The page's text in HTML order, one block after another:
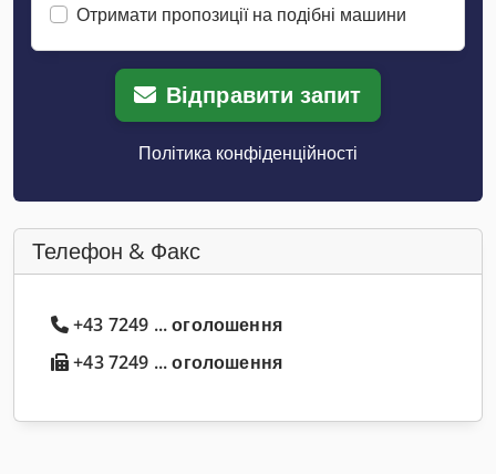
Отримати пропозиції на подібні машини
Відправити запит
Політика конфіденційності
Телефон & Факс
+43 7249 ... оголошення
+43 7249 ... оголошення